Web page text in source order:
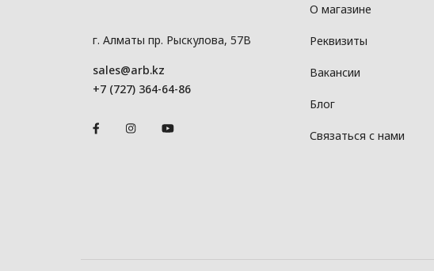
г. Алматы пр. Рыскулова, 57В
sales@arb.kz
+7 (727) 364-64-86
О магазине
Реквизиты
Вакансии
Блог
Связаться с нами